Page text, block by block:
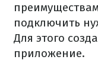
подключить
Для этого
приложение.